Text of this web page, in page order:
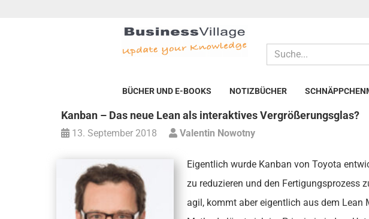
BÜCHER UND E-BOOKS NOTIZBÜCHER
Kanban – Das neue Lean als interaktives Vergrößerungsglas?
13. September 2018 Valentin Nowotny
Eigentlich wurde Kanban von Toyota
zu reduzieren und den Fertigungsprozess
agil, kommt aber eigentlich aus dem Lean